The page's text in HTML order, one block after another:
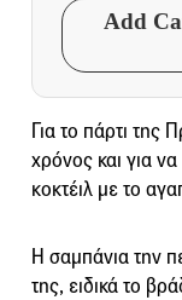
Add
Για το πάρτι της
χρόνος και για
κοκτέιλ με το
Η σαμπάνια την
της, ειδικά το